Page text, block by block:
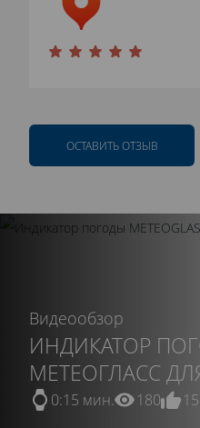
ОСТАВИТЬ ОТЗЫВ
Видеообзор
ИНДИКАТОР
МЕТЕОГЛАСС
0:15 мин. 180 15